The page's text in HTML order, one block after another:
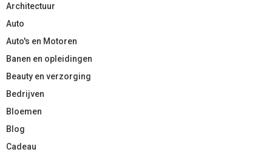
Architectuur
Auto
Auto's en Motoren
Banen en opleidingen
Beauty en verzorging
Bedrijven
Bloemen
Blog
Cadeau